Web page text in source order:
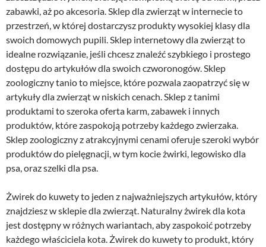
zabawki, aż po akcesoria. Sklep dla zwierząt w internecie to
przestrzeń, w której dostarczysz produkty wysokiej klasy dla
swoich domowych pupili. Sklep internetowy dla zwierząt to
idealne rozwiązanie, jeśli chcesz znaleźć szybkiego i prostego
dostępu do artykułów dla swoich czworonogów. Sklep
zoologiczny tanio to miejsce, które pozwala zaopatrzyć się w
artykuły dla zwierząt w niskich cenach. Sklep z tanimi
produktami to szeroka oferta karm, zabawek i innych
produktów, które zaspokoją potrzeby każdego zwierzaka.
Sklep zoologiczny z atrakcyjnymi cenami oferuje szeroki wybór
produktów do pielęgnacji, w tym kocie żwirki, legowisko dla
psa, oraz szelki dla psa.
Żwirek do kuwety to jeden z najważniejszych artykułów, który
znajdziesz w sklepie dla zwierząt. Naturalny żwirek dla kota
jest dostępny w różnych wariantach, aby zaspokoić potrzeby
każdego właściciela kota. Żwirek do kuwety to produkt, który